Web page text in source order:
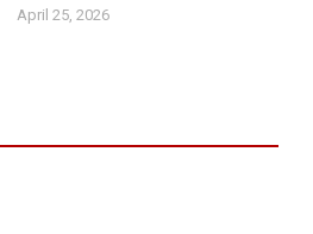
April 25, 2026